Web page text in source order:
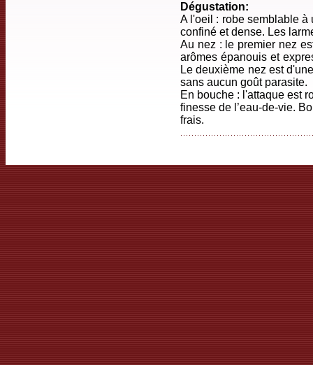
Dégustation:
A l'oeil : robe semblable à
confiné et dense. Les
Au nez : le premier nez
arômes épanouis et
Le deuxième nez est
sans aucun goût parasite.
En bouche : l'attaque est
finesse de l’eau-de-vie.
frais.